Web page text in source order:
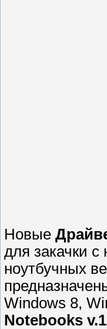
Новые
для закачки
ноутбучных
Windows 8,
Notebooks